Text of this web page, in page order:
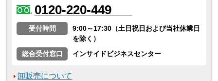
0120-220-449
受付時間
9:00～17:30（土日祝日および当社休業日
を除く）
総合受付窓口
インサイドビジネスセンター
卸販売について